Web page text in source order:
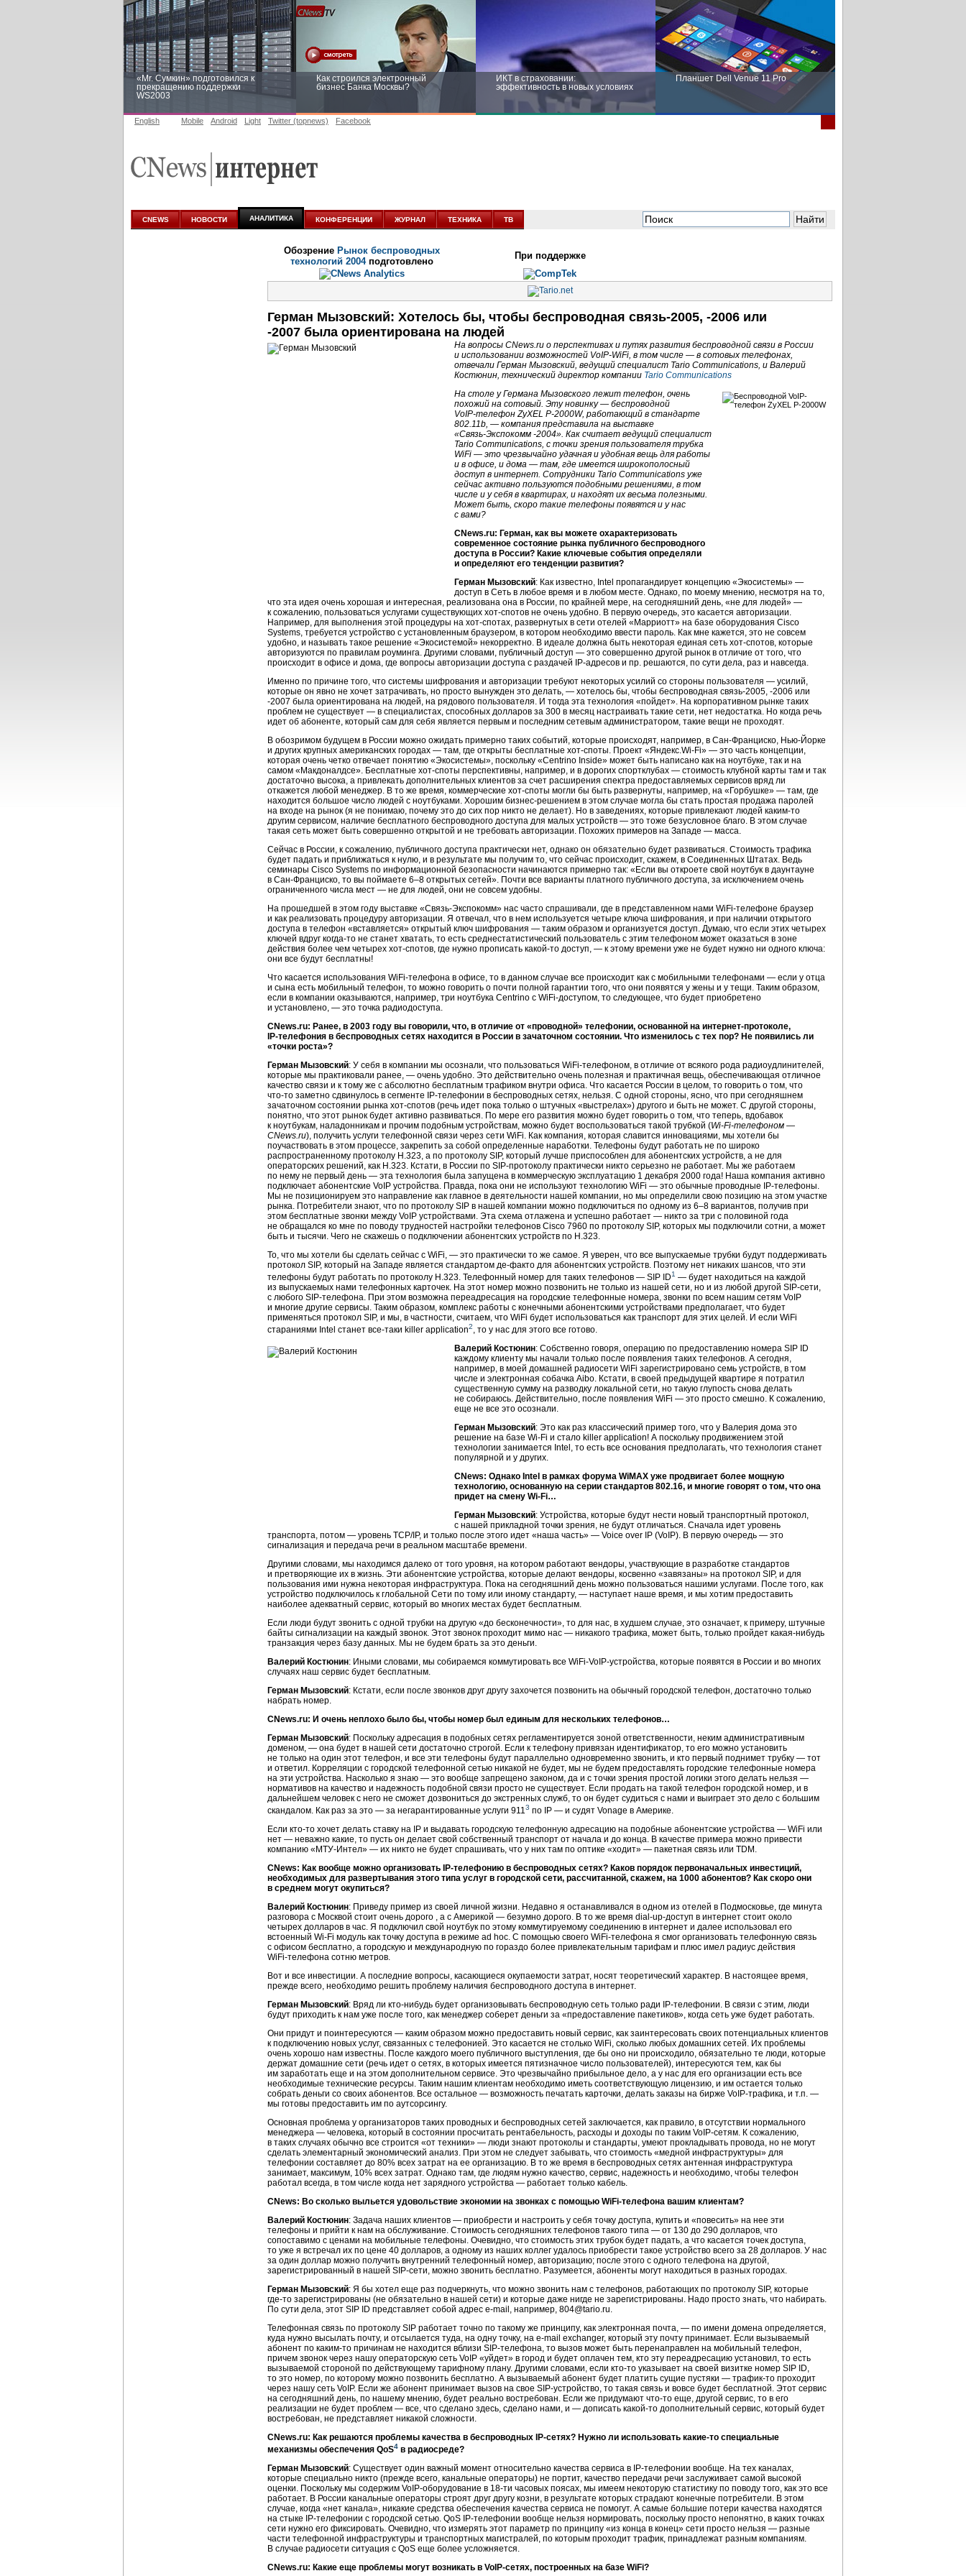
«Mr. Сумкин» подготовился к
прекращению поддержки
WS2003
Как строился электронный
бизнес Банка Москвы?
ИКТ в страховании:
эффективность в новых условиях
Планшет Dell Venue 11 Pro
аналитике
новых условиях
English Mobile Android Light Twitter (topnews) Facebook
CNEWS НОВОСТИ АНАЛИТИКА КОНФЕРЕНЦИИ ЖУРНАЛ ТЕХНИКА ТВ
Обозрение Рынок беспроводных
технологий 2004 подготовлено
При поддержке
Герман Мызовский: Хотелось бы, чтобы беспроводная связь-2005, -2006 или
-2007 была ориентирована на людей
На вопросы CNews.ru о перспективах и путях развития беспроводной связи в России
и использовании возможностей VoIP-WiFi, в том числе — в сотовых телефонах,
отвечали Герман Мызовский, ведущий специалист Tario Communications, и Валерий
Костюнин, технический директор компании Tario Communications
На столе у Германа Мызовского лежит телефон, очень
похожий на сотовый. Эту новинку — беспроводной
VoIP-телефонZyXEL P-2000W, работающий в стандарте
802.11b, — компания представила на выставке
«Связь-Экспокомм -2004». Как считает ведущий специалист
Tario Communications, с точки зрения пользователя трубка
WiFi — это чрезвычайно удачная и удобная вещь для работы
и в офисе, и дома — там, где имеется широкополосный
доступ в интернет. Сотрудники Tario Communications уже
сейчас активно пользуются подобными решениями, в том
числе и у себя в квартирах, и находят их весьма полезными.
Может быть, скоро такие телефоны появятся и у нас
с вами?
CNews.ru: Герман, как вы можете охарактеризовать
современное состояние рынка публичного беспроводного
доступа в России? Какие ключевые события определяли
и определяют его тенденции развития?
Герман Мызовский: Как известно, Intel пропагандирует концепцию «Экосистемы» —
доступ в Сеть в любое время и в любом месте. Однако, по моему мнению, несмотря на то,
что эта идея очень хорошая и интересная, реализована она в России, по крайней мере, на сегодняшний день, «не для людей» —
к сожалению, пользоваться услугами существующих хот-спотов не очень удобно. В первую очередь, это касается авторизации.
Например, для выполнения этой процедуры на хот-спотах, развернутых в сети отелей «Марриотт» на базе оборудования Cisco
Systems, требуется устройство с установленным браузером, в котором необходимо ввести пароль. Как мне кажется, это не совсем
удобно, и называть такое решение «Экосистемой» некорректно. В идеале должна быть некоторая единая сеть хот-спотов, которые
авторизуются по правилам роуминга. Другими словами, публичный доступ — это совершенно другой рынок в отличие от того, что
происходит в офисе и дома, где вопросы авторизации доступа с раздачей
IP-адресов и пр. решаются, по сути дела, раз и навсегда.
Именно по причине того, что системы шифрования и авторизации требуют некоторых усилий со стороны пользователя — усилий,
которые он явно не хочет затрачивать, но просто вынужден это делать, — хотелось бы, чтобы беспроводная связь-2005, -2006 или
-2007 была ориентирована на людей, на рядового пользователя. И тогда эта технология «пойдет». На корпоративном рынке таких
проблем не существует — в специалистах, способных долларов за 300 в месяц настраивать такие сети, нет недостатка. Но когда речь
идет об абоненте, который сам для себя является первым и последним сетевым администратором, такие вещи не проходят.
В обозримом будущем в России можно ожидать примерно таких событий, которые происходят, например, в Сан-Франциско, Нью-Йорке
и других крупных американских городах — там, где открыты бесплатные хот-споты. Проект «Яндекс.Wi-Fi» — это часть концепции,
которая очень четко отвечает понятию «Экосистемы», поскольку «Centrino Inside» может быть написано как на ноутбуке, так и на
самом «Макдоналдсе». Бесплатные хот-споты перспективны, например, и в дорогих спортклубах — стоимость клубной карты там и так
достаточно высока, а привлекать дополнительных клиентов за счет расширения спектра предоставляемых сервисов вряд ли
откажется любой менеджер. В то же время, коммерческие хот-споты могли бы быть развернуты, например, на «Горбушке» — там, где
находится большое число людей с ноутбуками. Хорошим бизнес-решением в этом случае могла бы стать простая продажа паролей
на входе на рынок (я не понимаю, почему это до сих пор никто не делает). Но в заведениях, которые привлекают людей каким-то
другим сервисом, наличие бесплатного беспроводного доступа для малых устройств — это тоже безусловное благо. В этом случае
такая сеть может быть совершенно открытой и не требовать авторизации. Похожих примеров на Западе — масса.
Сейчас в России, к сожалению, публичного доступа практически нет, однако он обязательно будет развиваться. Стоимость трафика
будет падать и приближаться к нулю, и в результате мы получим то, что сейчас происходит, скажем, в Соединенных Штатах. Ведь
семинары Cisco Systems по информационной безопасности начинаются примерно так: «Если вы откроете свой ноутбук в даунтауне
в Сан-Франциско, то вы поймаете 6–8 открытых сетей». Почти все варианты платного публичного доступа, за исключением очень
ограниченного числа мест — не для людей, они не совсем удобны.
На прошедшей в этом году выставке «Связь-Экспокомм» нас часто спрашивали, где в представленном нами WiFi-телефоне браузер
и как реализовать процедуру авторизации. Я отвечал, что в нем используется четыре ключа шифрования, и при наличии открытого
доступа в телефон «вставляется» открытый ключ шифрования — таким образом и организуется доступ. Думаю, что если этих четырех
ключей вдруг когда-то не станет хватать, то есть среднестатистический пользователь с этим телефоном может оказаться в зоне
действия более чем четырех хот-спотов, где нужно прописать какой-то доступ, — к этому времени уже не будет нужно ни одного ключа:
они все будут бесплатны!
Что касается использования WiFi-телефона в офисе, то в данном случае все происходит как с мобильными телефонами — если у отца
и сына есть мобильный телефон, то можно говорить о почти полной гарантии того, что они появятся у жены и у тещи. Таким образом,
если в компании оказываются, например, три ноутбука Centrino с WiFi-доступом, то следующее, что будет приобретено
и установлено, — это точка радиодоступа.
CNews.ru: Ранее, в 2003 году вы говорили, что, в отличие от «проводной» телефонии, основанной на интернет-протоколе,
IP-телефония в беспроводных сетях находится в России в зачаточном состоянии. Что изменилось с тех пор? Не появились ли
«точки роста»?
Герман Мызовский: У себя в компании мы осознали, что пользоваться WiFi-телефоном, в отличие от всякого рода радиоудлинителей,
которые мы практиковали ранее, — очень удобно. Это действительно очень полезная и практичная вещь, обеспечивающая отличное
качество связи и к тому же с абсолютно бесплатным трафиком внутри офиса. Что касается России в целом, то говорить о том, что
что-то заметно сдвинулось в сегменте IP-телефонии в беспроводных сетях, нельзя. С одной стороны, ясно, что при сегодняшнем
зачаточном состоянии рынка хот-спотов (речь идет пока только о штучных «выстрелах») другого и быть не может. С другой стороны,
понятно, что этот рынок будет активно развиваться. По мере его развития можно будет говорить о том, что теперь, вдобавок
к ноутбукам, наладонникам и прочим подобным устройствам, можно будет воспользоваться такой трубкой (Wi-Fi-телефоном —
CNews.ru), получить услуги телефонной связи через сети WiFi. Как компания, которая славится инновациями, мы хотели бы
поучаствовать в этом процессе, закрепить за собой определенные наработки. Телефоны будут работать не по широко
распространенному протоколу H.323, а по протоколу SIP, который лучше приспособлен для абонентских устройств, а не для
операторских решений, как Н.323. Кстати, в России по SIP-протоколу практически никто серьезно не работает. Мы же работаем
по нему не первый день — эта технология была запущена в коммерческую эксплуатацию 1 декабря 2000 года! Наша компания активно
подключает абонентские VoIP устройства. Правда, пока они не используют технологию WiFi — это обычные проводные
IP-телефоны.
Мы не позиционируем это направление как главное в деятельности нашей компании, но мы определили свою позицию на этом участке
рынка. Потребители знают, что по протоколу SIP в нашей компании можно подключиться по одному из 6–8 вариантов, получив при
этом бесплатные звонки между VoIP устройствами. Эта схема отлажена и успешно работает — никто за три с половиной года
не обращался ко мне по поводу трудностей настройки телефонов Cisco 7960 по протоколу SIP, которых мы подключили сотни, а может
быть и тысячи. Чего не скажешь о подключении абонентских устройств по H.323.
То, что мы хотели бы сделать сейчас с WiFi, — это практически то же самое. Я уверен, что все выпускаемые трубки будут поддерживать
протокол SIP, который на Западе является стандартом де-факто для абонентских устройств. Поэтому нет никаких шансов, что эти
телефоны будут работать по протоколу H.323. Телефонный номер для таких телефонов — SIP ID1 — будет находиться на каждой
из выпускаемых нами телефонных карточек. На этот номер можно позвонить не только из нашей сети, но и из любой другой SIP-сети,
с любого SIP-телефона. При этом возможна переадресация на городские телефонные номера, звонки по всем нашим сетям VoIP
и многие другие сервисы. Таким образом, комплекс работы с конечными абонентскими устройствами предполагает, что будет
применяться протокол SIP, и мы, в частности, считаем, что WiFi будет использоваться как транспорт для этих целей. И если WiFi
стараниями Intel станет все-таки killer application2, то у нас для этого все готово.
Валерий Костюнин: Собственно говоря, операцию по предоставлению номера SIP ID
каждому клиенту мы начали только после появления таких телефонов. А сегодня,
например, в моей домашней радиосети WiFi зарегистрировано семь устройств, в том
числе и электронная собачка Aibo. Кстати, в своей предыдущей квартире я потратил
существенную сумму на разводку локальной сети, но такую глупость снова делать
не собираюсь. Действительно, после появления WiFi — это просто смешно. К сожалению,
еще не все это осознали.
Герман Мызовский: Это как раз классический пример того, что у Валерия дома это
решение на базе Wi-Fi и стало killer application! А поскольку продвижением этой
технологии занимается Intel, то есть все основания предполагать, что технология станет
популярной и у других.
CNews: Однако Intel в рамках форума WiMAX уже продвигает более мощную
технологию, основанную на серии стандартов 802.16, и многие говорят о том, что она
придет на смену Wi-Fi…
Герман Мызовский: Устройства, которые будут нести новый транспортный протокол,
с нашей прикладной точки зрения, не будут отличаться. Сначала идет уровень
транспорта, потом — уровень TCP/IP, и только после этого идет «наша часть» — Voice over IP (VoIP). В первую очередь — это
сигнализация и передача речи в реальном масштабе времени.
Другими словами, мы находимся далеко от того уровня, на котором работают вендоры, участвующие в разработке стандартов
и претворяющие их в жизнь. Эти абонентские устройства, которые делают вендоры, косвенно «завязаны» на протокол SIP, и для
пользования ими нужна некоторая инфраструктура. Пока на сегодняшний день можно пользоваться нашими услугами. После того, как
устройство подключилось к глобальной Сети по тому или иному стандарту, — наступает наше время, и мы хотим предоставить
наиболее адекватный сервис, который во многих местах будет бесплатным.
Если люди будут звонить с одной трубки на другую «до бесконечности», то для нас, в худшем случае, это означает, к примеру, штучные
байты сигнализации на каждый звонок. Этот звонок проходит мимо нас — никакого трафика, может быть, только пройдет какая-нибудь
транзакция через базу данных. Мы не будем брать за это деньги.
Валерий Костюнин: Иными словами, мы собираемся коммутировать все WiFi-VoIP-устройства, которые появятся в России и во многих
случаях наш сервис будет бесплатным.
Герман Мызовский: Кстати, если после звонков друг другу захочется позвонить на обычный городской телефон, достаточно только
набрать номер.
CNews.ru: И очень неплохо было бы, чтобы номер был единым для нескольких телефонов…
Герман Мызовский: Поскольку адресация в подобных сетях регламентируется зоной ответственности, неким административным
доменом, — она будет в нашей сети достаточно строгой. Если к телефону привязан идентификатор, то его можно установить
не только на один этот телефон, и все эти телефоны будут параллельно одновременно звонить, и кто первый поднимет трубку — тот
и ответил. Корреляции с городской телефонной сетью никакой не будет, мы не будем предоставлять городские телефонные номера
на эти устройства. Насколько я знаю — это вообще запрещено законом, да и с точки зрения простой логики этого делать нельзя —
нормативов на качество и надежность подобной связи просто не существует. Если продать на такой телефон городской номер, и в
дальнейшем человек с него не сможет дозвониться до экстренных служб, то он будет судиться с нами и выиграет это дело с большим
скандалом. Как раз за это — за негарантированные услуги 9113 по IP — и судят Vonage в Америке.
Если кто-то хочет делать ставку на IP и выдавать городскую телефонную адресацию на подобные абонентские устройства — WiFi или
нет — неважно какие, то пусть он делает свой собственный транспорт от начала и до конца. В качестве примера можно привести
компанию « МТУ-Интел» — их никто не будет спрашивать, что у них там по оптике «ходит» — пакетная связь или TDM.
CNews: Как вообще можно организовать IP-телефонию в беспроводных сетях? Каков порядок первоначальных инвестиций,
необходимых для развертывания этого типа услуг в городской сети, рассчитанной, скажем, на 1000 абонентов? Как скоро они
в среднем могут окупиться?
Валерий Костюнин: Приведу пример из своей личной жизни. Недавно я останавливался в одном из отелей в Подмосковье, где минута
разговора с Москвой стоит очень дорого , а с Америкой — безумно дорого. В то же время dial-up-доступ в интернет стоит около
четырех долларов в час. Я подключил свой ноутбук по этому коммутируемому соединению в интернет и далее использовал его
встоенный Wi-Fi модуль как точку доступа в режиме ad hoc. С помощью своего WiFi-телефона я смог организовать телефонную связь
с офисом бесплатно, а городскую и международную по гораздо более привлекательным тарифам и плюс имел радиус действия
WiFi-телефона сотню метров.
Вот и все инвестиции. А последние вопросы, касающиеся окупаемости затрат, носят теоретический характер. В настоящее время,
прежде всего, необходимо решить проблему наличия беспроводного доступа в интернет.
Герман Мызовский: Вряд ли кто-нибудь будет организовывать беспроводную сеть только ради IP-телефонии. В связи с этим, люди
будут приходить к нам уже после того, как менеджер соберет деньги за «предоставление пакетиков», когда сеть уже будет работать.
Они придут и поинтересуются — каким образом можно предоставить новый сервис, как заинтересовать своих потенциальных клиентов
к подключению новых услуг, связанных с телефонией. Это касается не столько WiFi, сколько любых домашних сетей. Их проблемы
очень хорошо нам известны. После каждого моего публичного выступления, где бы оно ни происходило, обязательно те люди, которые
держат домашние сети (речь идет о сетях, в которых имеется пятизначное число пользователей), интересуются тем, как бы
им заработать еще и на этом дополнительном сервисе. Это чрезвычайно прибыльное дело, а у нас для его организации есть все
необходимые технические ресурсы. Таким нашим клиентам необходимо иметь соответствующую лицензию, и им остается только
собрать деньги со своих абонентов. Все остальное — возможность печатать карточки, делать заказы на бирже VoIP-трафика, и т.п. —
мы готовы предоставить им по аутсорсингу.
Основная проблема у организаторов таких проводных и беспроводных сетей заключается, как правило, в отсутствии нормального
менеджера — человека, который в состоянии просчитать рентабельность, расходы и доходы по таким VoIP-сетям. К сожалению,
в таких случаях обычно все строится «от техники» — люди знают протоколы и стандарты, умеют прокладывать провода, но не могут
сделать элементарный экономический анализ. При этом не следует забывать, что стоимость «медной инфраструктуры» для
телефонии составляет до 80% всех затрат на ее организацию. В то же время в беспроводных сетях антенная инфраструктура
занимает, максимум, 10% всех затрат. Однако там, где людям нужно качество, сервис, надежность и необходимо, чтобы телефон
работал всегда, в том числе когда нет зарядного устройства — работает только кабель.
CNews: Во сколько выльется удовольствие экономии на звонках с помощью WiFi-телефона вашим клиентам?
Валерий Костюнин: Задача наших клиентов — приобрести и настроить у себя точку доступа, купить и «повесить» на нее эти
телефоны и прийти к нам на обслуживание. Стоимость сегодняшних телефонов такого типа — от 130 до 290 долларов, что
сопоставимо с ценами на мобильные телефоны. Очевидно, что стоимость этих трубок будет падать, а что касается точек доступа,
то уже я встречал их по цене 40 долларов, а одному из наших коллег удалось приобрести такое устройство всего за 28 долларов. У нас
за один доллар можно получить внутренний телефонный номер, авторизацию; после этого с одного телефона на другой,
зарегистрированный в нашей SIP-сети, можно звонить бесплатно. Разумеется, абоненты могут находиться в разных городах.
Герман Мызовский: Я бы хотел еще раз подчеркнуть, что можно звонить нам с телефонов, работающих по протоколу SIP, которые
где-то зарегистрированы (не обязательно в нашей сети) и которые даже нигде не зарегистрированы. Надо просто знать, что набирать.
По сути дела, этот SIP ID представляет собой адрес e-mail , например, 804@tario.ru.
Телефонная связь по протоколу SIP работает точно по такому же принципу, как электронная почта, — по имени домена определяется,
куда нужно высылать почту, и отсылается туда, на одну точку, на e-mail exchanger, который эту почту принимает. Если вызываемый
абонент по каким-то причинам не находится вблизи SIP-телефона, то вызов может быть перенаправлен на мобильный телефон,
причем звонок через нашу операторскую сеть VoIP «уйдет» в город и будет оплачен тем, кто эту переадресацию установил, то есть
вызываемой стороной по действующему тарифному плану. Другими словами, если кто-то указывает на своей визитке номер SIP ID,
то это номер, по которому можно позвонить бесплатно. А вызываемый абонент будет платить сущие пустяки — трафик-то проходит
через нашу сеть VoIP. Если же абонент принимает вызов на свое SIP-устройство, то такая связь и вовсе будет бесплатной. Этот сервис
на сегодняшний день, по нашему мнению, будет реально востребован. Если же придумают что-то еще, другой сервис, то в его
реализации не будет проблем — все, что сделано здесь, сделано нами, и — дописать какой-то дополнительный сервис, который будет
востребован, не представляет никакой сложности.
CNews.ru: Как решаются проблемы качества в беспроводных IP-сетях? Нужно ли использовать какие-то специальные
механизмы обеспечения QoS4 в радиосреде?
Герман Мызовский: Существует один важный момент относительно качества сервиса в IP-телефонии вообще. На тех каналах,
которые специально никто (прежде всего, канальные операторы) не портит, качество передачи речи заслуживает самой высокой
оценки. Поскольку мы содержим VoIP-оборудование в 18-ти часовых поясах, мы имеем некоторую статистику по поводу того, как это все
работает. В России канальные операторы строят друг другу козни, в результате которых страдают конечные потребители. В этом
случае, когда «нет канала», никакие средства обеспечения качества сервиса не помогут. А самые большие потери качества находятся
на стыке
IP-телефонии с городской сетью. QoS IP-телефонии вообще нельзя нормировать, поскольку просто непонятно, в каких точках
сети нужно его фиксировать. Очевидно, что измерять этот параметр по принципу «из конца в конец» сети просто нельзя — разные
части телефонной инфраструктуры и транспортных магистралей, по которым проходит трафик, принадлежат разным компаниям.
В случае радиосети ситуация с QoS еще более усложняется.
CNews.ru: Какие еще проблемы могут возникать в VoIP-сетях, построенных на базе WiFi?